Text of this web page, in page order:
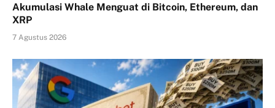
Akumulasi Whale Menguat di Bitcoin, Ethereum, dan
XRP
7 Agustus 2026